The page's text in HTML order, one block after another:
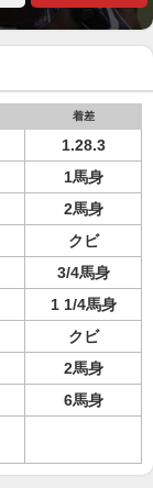
着差
1.28.3
1馬身
2馬身
クビ
3/4馬身
1 1/4馬身
クビ
2馬身
6馬身